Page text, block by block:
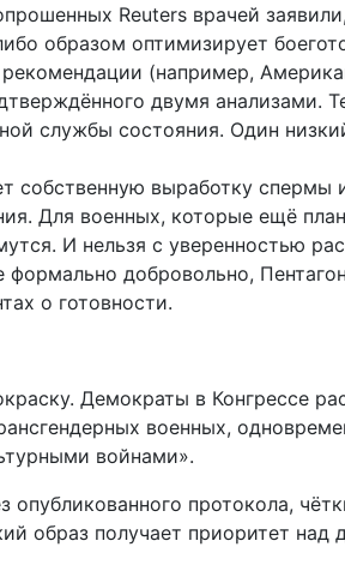
Reuters врачей
образом оптимизирует
(например,
двумя анализами.
службы состояния. Один
собственную выработку
Для военных, которые ещё
И нельзя с уверенностью
добровольно,
о готовности.
Демократы в Конгрессе
военных,
войнами».
опубликованного протокола,
образ получает приоритет